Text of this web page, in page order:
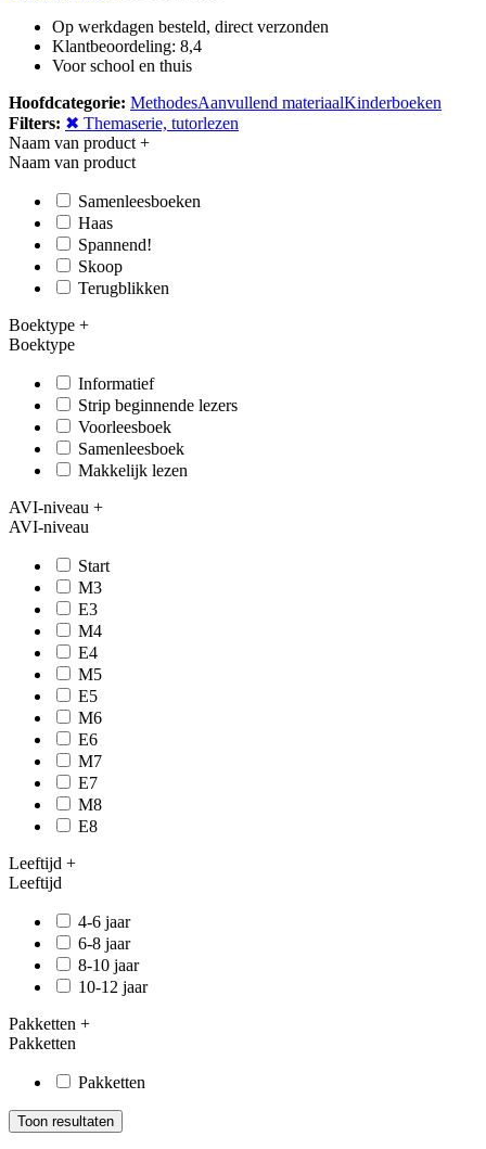
Op werkdagen besteld, direct verzonden
Klantbeoordeling: 8,4
Voor school en thuis
Hoofdcategorie: MethodesAanvullend materiaalKinderboeken
Filters: ✖ Themaserie, tutorlezen
Naam van product +
Naam van product
Samenleesboeken
Haas
Spannend!
Skoop
Terugblikken
Boektype +
Boektype
Informatief
Strip beginnende lezers
Voorleesboek
Samenleesboek
Makkelijk lezen
AVI-niveau +
AVI-niveau
Start
M3
E3
M4
E4
M5
E5
M6
E6
M7
E7
M8
E8
Leeftijd +
Leeftijd
4-6 jaar
6-8 jaar
8-10 jaar
10-12 jaar
Pakketten +
Pakketten
Pakketten
Toon resultaten